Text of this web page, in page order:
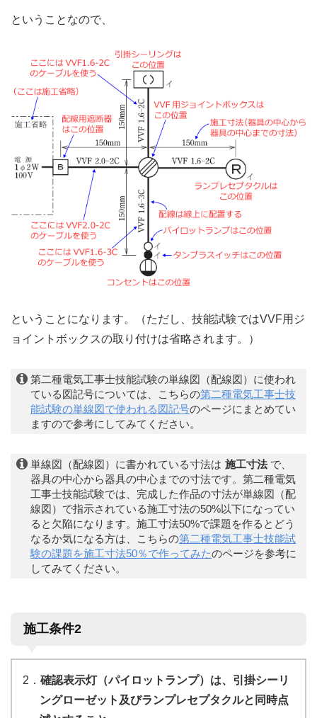
ということなので、
ということになります。（ただし、技能試験ではVVF用ジ
ョイントボックスの取り付けは省略されます。）
第二種電気工事士技能試験の単線図（配線図）に使われ
ている図記号については、こちらの第二種電気工事士技
能試験の単線図で使われる図記号のページにまとめてい
ますので参考にしてみてください。
単線図（配線図）に書かれている寸法は 施工寸法 で、
器具の中心から器具の中心までの寸法です。第二種電気
工事士技能試験では、完成した作品の寸法が単線図（配
線図）で指示されている施工寸法の50%以下になってい
ると欠陥になります。施工寸法50%で課題を作るとどう
なるか気になる方は、こちらの第二種電気工事士技能試
験の課題を施工寸法50％で作ってみたのページを参考に
してみてください。
施工条件2
2． 確認表示灯（パイロットランプ）は、引掛シーリ
ングローゼット及びランプレセプタクルと同時点